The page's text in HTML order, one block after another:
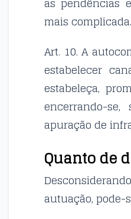
mais complicada.
Art. 10. A
estabelecer
estabeleça,
encerrando-
apuração de
Quanto de
autuação, pode-